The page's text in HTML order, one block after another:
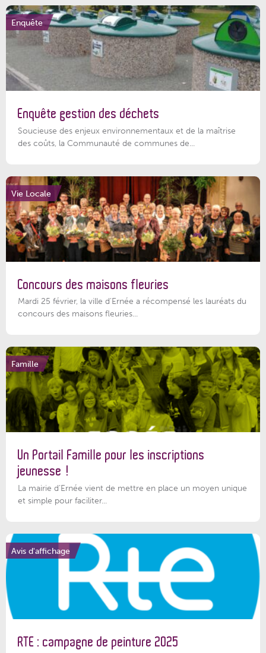
Enquête
Enquête gestion des déchets
Soucieuse des enjeux environnementaux et de la maîtrise
des coûts, la Communauté de communes de...
Vie Locale
Concours des maisons fleuries
Mardi 25 février, la ville d'Ernée a récompensé les lauréats du
concours des maisons fleuries...
Famille
Un Portail Famille pour les inscriptions
jeunesse !
La mairie d’Ernée vient de mettre en place un moyen unique
et simple pour faciliter...
Avis d'affichage
RTE : campagne de peinture 2025